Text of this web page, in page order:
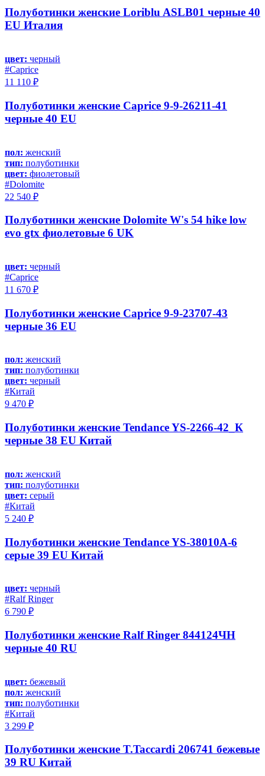
Полуботинки женские Loriblu ASLB01 черные 40
EU Италия
цвет: черный
#Caprice
11 110 ₽
Полуботинки женские Caprice 9-9-26211-41
черные 40 EU
пол: женский
тип: полуботинки
цвет: фиолетовый
#Dolomite
22 540 ₽
Полуботинки женские Dolomite W's 54 hike low
evo gtx фиолетовые 6 UK
цвет: черный
#Caprice
11 670 ₽
Полуботинки женские Caprice 9-9-23707-43
черные 36 EU
пол: женский
тип: полуботинки
цвет: черный
#Китай
9 470 ₽
Полуботинки женские Tendance YS-2266-42_К
черные 38 EU Китай
пол: женский
тип: полуботинки
цвет: серый
#Китай
5 240 ₽
Полуботинки женские Tendance YS-38010A-6
серые 39 EU Китай
цвет: черный
#Ralf Ringer
6 790 ₽
Полуботинки женские Ralf Ringer 844124ЧН
черные 40 RU
цвет: бежевый
пол: женский
тип: полуботинки
#Китай
3 299 ₽
Полуботинки женские T.Taccardi 206741 бежевые
39 RU Китай